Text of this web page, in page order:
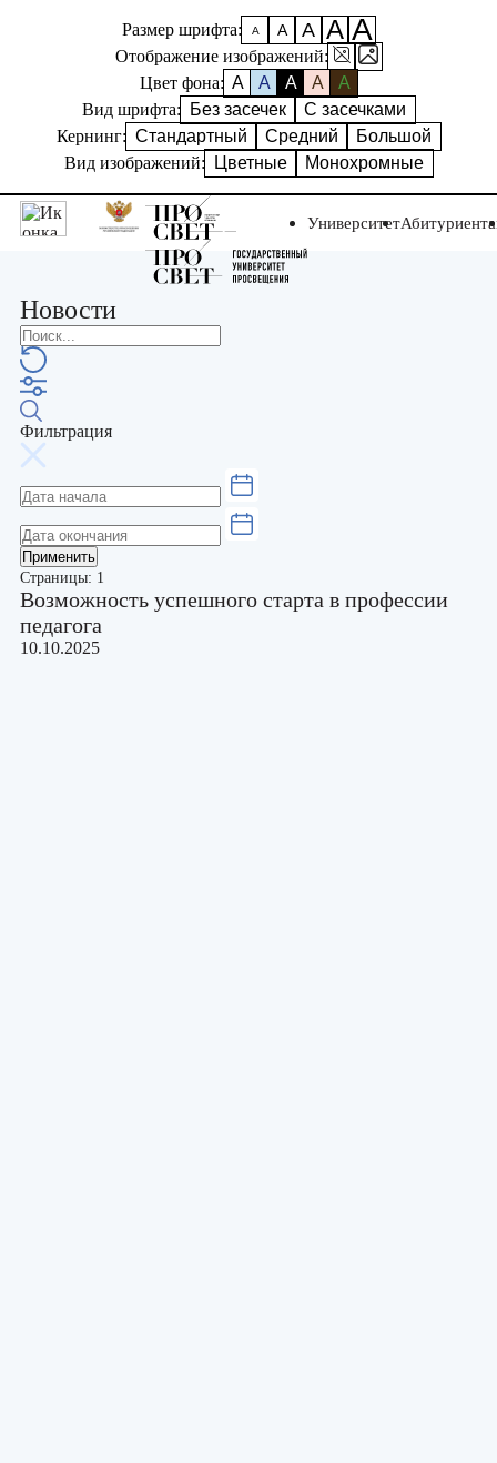
Размер шрифта: А А А А А
Отображение изображений:
Цвет фона: A A A A
A
Вид шрифта:
Без засечек
С засечками
Кернинг: Стандартный Средний
Большой
Вид изображений:
Цветные Монохромные
Университет
Новости
Фильтрация
Применить
Страницы: 1
Возможность успешного старта в профессии
педагога
10.10.2025